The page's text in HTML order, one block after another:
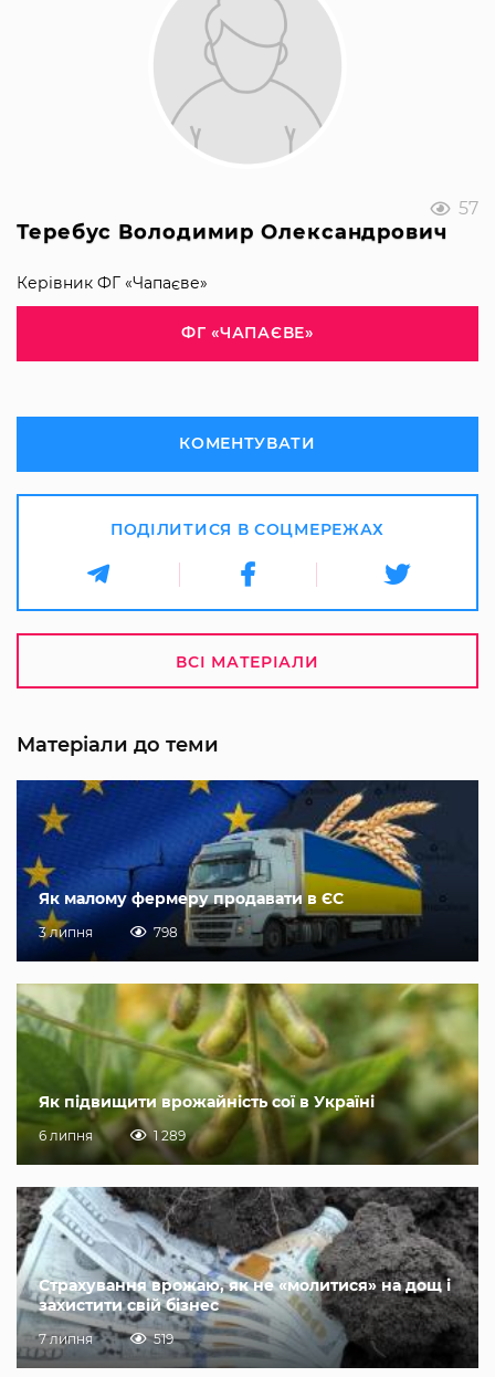
57
Теребус Володимир Олександрович
Керівник ФГ «Чапаєве»
ФГ «ЧАПАЄВЕ»
КОМЕНТУВАТИ
ПОДІЛИТИСЯ В СОЦМЕРЕЖАХ
ВСІ МАТЕРІАЛИ
Матеріали до теми
Як малому фермеру продавати в ЄС
3 липня 798
Як підвищити врожайність сої в Україні
6 липня 1 289
Страхування врожаю, як не «молитися» на дощ і
захистити свій бізнес
7 липня 519